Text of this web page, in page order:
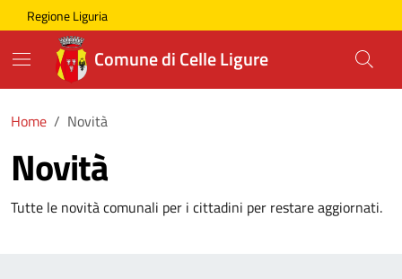
Skip to main content
Comune di Celle Ligure
Regione Liguria
Comune di Celle Ligure
Home Novità
Novità
Tutte le novità comunali per i cittadini per restare aggiornati.